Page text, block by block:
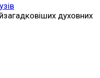
духовних